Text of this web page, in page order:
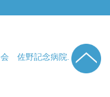
会 佐野記念病院.